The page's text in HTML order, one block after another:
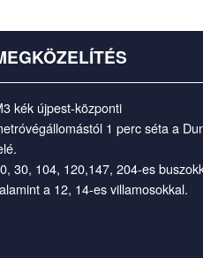
kék újpest-központi
1 perc séta a
30, 104, 120,147, 204-es
a 12, 14-es villamosokkal.